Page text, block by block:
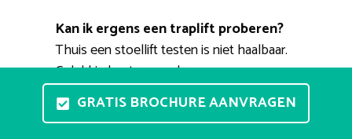
Kan ik ergens een traplift proberen?
Thuis een stoellift testen is niet haalbaar.
Gelukkig bestaan er showrooms waar u
meerdere modellen kunt zien en waar u
kunt ervaren hoe het nu precies werkt.
GRATIS BROCHURE AANVRAGEN